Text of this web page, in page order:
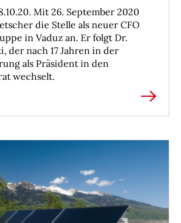
Mit 26. September 2020
die Stelle als neuer CFO
in Vaduz an. Er folgt Dr.
der nach 17 Jahren in der
als Präsident in den
wechselt.